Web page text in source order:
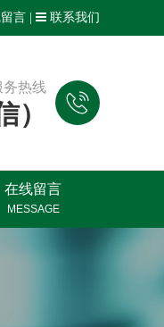
言 联系我们
务热线
）
在线留言
MESSAGE